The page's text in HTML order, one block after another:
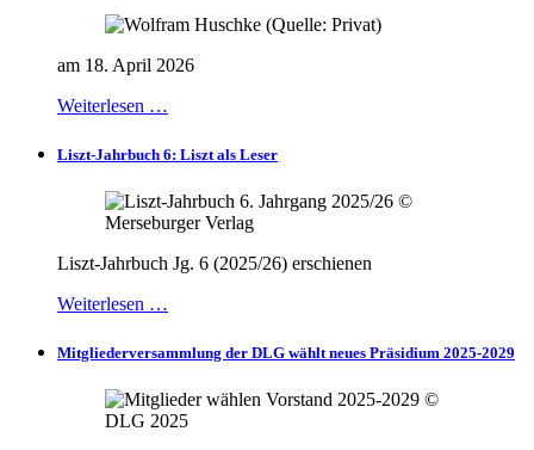
am 18. April 2026
Weiterlesen …
Liszt-Jahrbuch 6: Liszt als Leser
Liszt-Jahrbuch Jg. 6 (2025/26) erschienen
Weiterlesen …
Mitgliederversammlung der DLG wählt neues Präsidium 2025-2029